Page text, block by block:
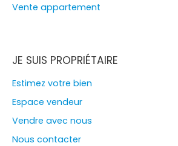
Vente appartement
JE SUIS PROPRIÉTAIRE
Estimez votre bien
Espace vendeur
Vendre avec nous
Nous contacter